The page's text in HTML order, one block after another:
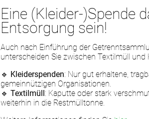
Eine (Kleider-)Spende
Entsorgung sein!
Auch nach Einführung der
unterscheiden Sie zwischen Textilmüll und
🔹 Kleiderspenden: Nur gut erhaltene,
gemeinnützigen Organisationen.
🔹Textilmüll: Kaputte oder stark
weiterhin in die Restmülltonne.